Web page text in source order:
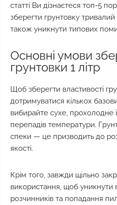
статті Ви дізнаєтеся топ-5
зберегти грунтовку тривалий
також уникнути типових
Основні умови
грунтовки 1 літр
Щоб зберегти властивості
дотримуватися кількох
вибирайте сухе, прохолодне
перепадів температури.
спеки — це призводить до
якості.
Крім того, завжди щільно
використання, щоб уникнути
розчинників та попадання